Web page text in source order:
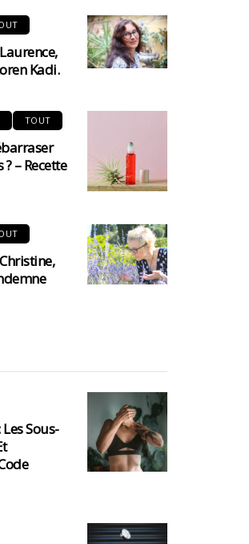
Kadi.
TOUT
– Recette
Sous-